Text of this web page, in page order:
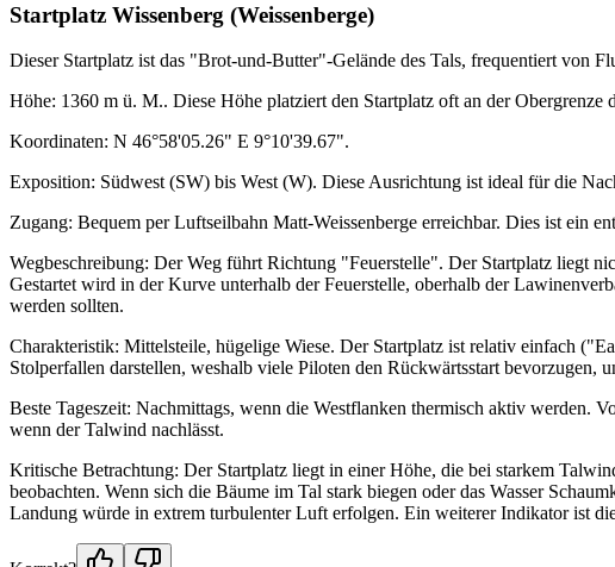
Startplatz Wissenberg (Weissenberge)
Dieser Startplatz ist das "Brot-und-Butter"-Gelände des Tals, frequentiert von
Höhe: 1360 m ü. M.. Diese Höhe platziert den Startplatz oft an der
Koordinaten: N 46°58'05.26" E 9°10'39.67".
Exposition: Südwest (SW) bis West (W). Diese Ausrichtung ist ideal für die
Zugang: Bequem per Luftseilbahn Matt-Weissenberge erreichbar. Dies ist ein
Wegbeschreibung: Der Weg führt Richtung "Feuerstelle". Der Startplatz liegt
Gestartet wird in der Kurve unterhalb der Feuerstelle, oberhalb der
werden sollten.
Charakteristik: Mittelsteile, hügelige Wiese. Der Startplatz ist relativ einfach
Stolperfallen darstellen, weshalb viele Piloten den Rückwärtsstart bevorzugen,
Beste Tageszeit: Nachmittags, wenn die Westflanken thermisch aktiv werden.
wenn der Talwind nachlässt.
Kritische Betrachtung: Der Startplatz liegt in einer Höhe, die bei starkem
beobachten. Wenn sich die Bäume im Tal stark biegen oder das Wasser
Landung würde in extrem turbulenter Luft erfolgen. Ein weiterer Indikator ist